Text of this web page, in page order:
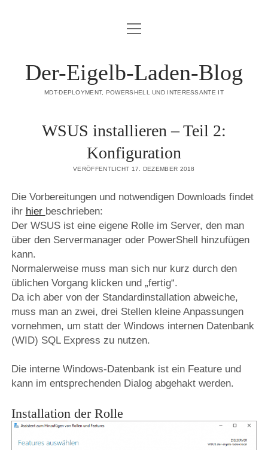
DATENSCHUTZERKLÄRUNG
Menü
öffnen
Der-Eigelb-Laden-Blog
MDT-DEPLOYMENT, POWERSHELL UND INTERESSANTE IT
WSUS installieren – Teil 2:
Konfiguration
VERÖFFENTLICHT 17. DEZEMBER 2018
Die Vorbereitungen und notwendigen Downloads findet
ihr hier beschrieben:
Der WSUS ist eine eigene Rolle im Server, den man
über den Servermanager oder PowerShell hinzufügen
kann.
Normalerweise muss man sich nur kurz durch den
üblichen Vorgang klicken und „fertig“.
Da ich aber von der Standardinstallation abweiche,
muss man an zwei, drei Stellen kleine Anpassungen
vornehmen, um statt der Windows internen Datenbank
(WID) SQL Express zu nutzen.
Die interne Windows-Datenbank ist ein Feature und
kann im entsprechenden Dialog abgehakt werden.
Installation der Rolle